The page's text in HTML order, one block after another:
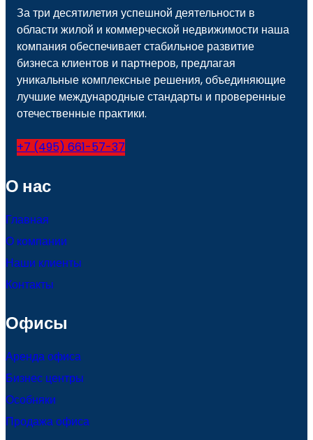
За три десятилетия успешной деятельности в
области жилой и коммерческой недвижимости наша
компания обеспечивает стабильное развитие
бизнеса клиентов и партнеров, предлагая
уникальные комплексные решения, объединяющие
лучшие международные стандарты и проверенные
отечественные практики.
+7 (495) 661-57-37
О нас
Главная
О компании
Наши клиенты
Контакты
Офисы
Аренда офиса
Бизнес центры
Особняки
Продажа офиса